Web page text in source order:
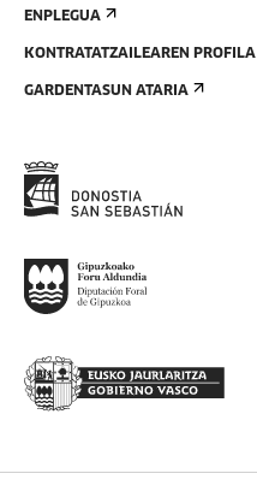
ENPLEGUA
KONTRATATZAILEAREN PROFILA
GARDENTASUN ATARIA